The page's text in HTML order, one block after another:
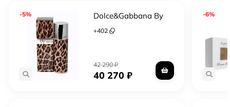
-5% Dolce&Gabbana By
+402
42 290₽
40 270₽
-6%